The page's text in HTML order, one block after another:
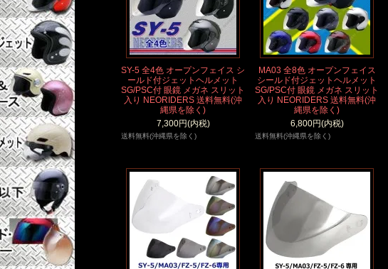
SY-5 全4色 オープンフェイス シ
ールド付ジェットヘルメット
SG/PSC付 眼鏡 メガネ スリット
入り NEORIDERS 送料無料(沖
縄県を除く)
7,300円(内税)
送料無料(沖縄県を除く)
MA03 全8色 オープンフェイス
シールド付ジェットヘルメット
SG/PSC付 眼鏡 メガネ スリット
入り NEORIDERS 送料無料(沖
縄県を除く)
6,800円(内税)
送料無料(沖縄県を除く)